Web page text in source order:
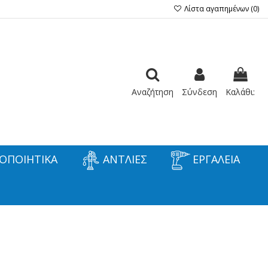
Λίστα αγαπημένων (0)
Αναζήτηση Σύνδεση Καλάθι:
ΑΝΤΛΙΕΣ ΕΡΓΑΛΕΙΑ